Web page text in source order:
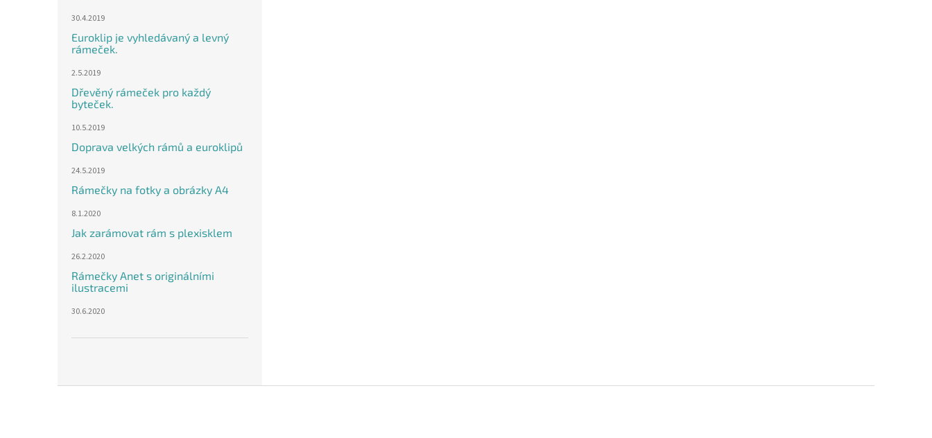
30.4.2019
Euroklip je vyhledávaný a levný
rámeček.
2.5.2019
Dřevěný rámeček pro každý
byteček.
10.5.2019
Doprava velkých rámů a euroklipů
24.5.2019
Rámečky na fotky a obrázky A4
8.1.2020
Jak zarámovat rám s plexisklem
26.2.2020
Rámečky Anet s originálními
ilustracemi
30.6.2020